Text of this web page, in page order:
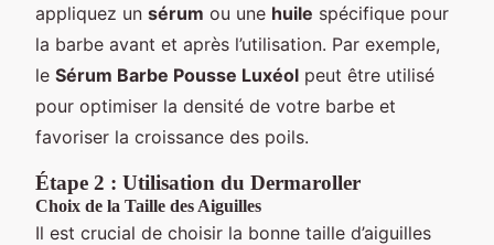
appliquez un sérum ou une huile spécifique pour
la barbe avant et après l’utilisation. Par exemple,
le Sérum Barbe Pousse Luxéol peut être utilisé
pour optimiser la densité de votre barbe et
favoriser la croissance des poils.
Étape 2 : Utilisation du Dermaroller
Choix de la Taille des Aiguilles
Il est crucial de choisir la bonne taille d’aiguilles